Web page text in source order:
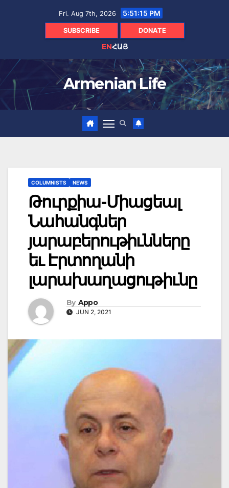
Fri. Aug 7th, 2026 5:51:17 PM
SUBSCRIBE DONATE
ENՀԱՅ
Armenian Life
COLUMNISTS NEWS
Թուրքիա-Միացեալ
Նահանգներ
յարաբերութիւնները
եւ Էրտողանի
լարախաղացութիւնը
By Appo
JUN 2, 2021